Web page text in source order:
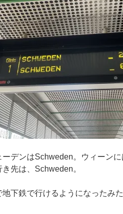
ーデンはSchweden。ウィーン
先は、Schweden。
下鉄で行けるようになったみた